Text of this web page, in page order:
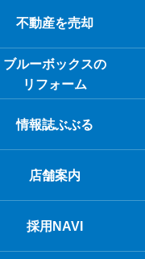
不動産を売却
ブルーボックスの
リフォーム
情報誌ぶぶる
店舗案内
採用NAVI